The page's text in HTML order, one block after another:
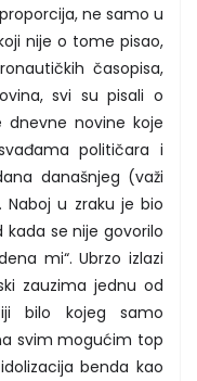
ne samo u
nije o tome pisao,
časopisa,
svi su pisali o
novine koje
političara i
današnjeg (važi
u zraku je bio
se nije govorilo
mi“. Ubrzo izlazi
zauzima jednu od
bilo kojeg samo
svim mogućim top
benda kao